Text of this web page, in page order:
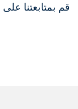
قم بمتابعتنا على